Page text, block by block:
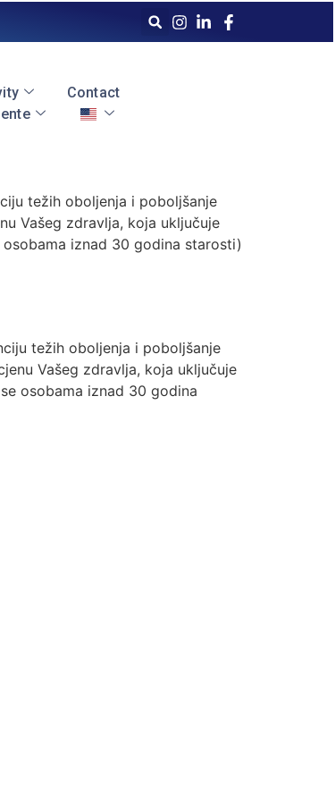
Contact
težih oboljenja i poboljšanje
Vašeg zdravlja, koja uključuje
iznad 30 godina starosti)
težih oboljenja i poboljšanje
Vašeg zdravlja, koja uključuje
osobama iznad 30 godina